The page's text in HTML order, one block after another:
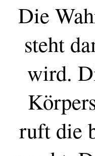
Die
steht
wird.
ruft die